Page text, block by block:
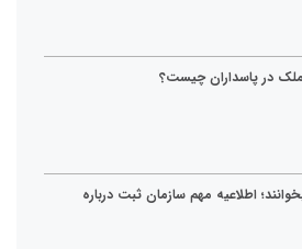
در پاسداران چیست؟
اطلاعیه مهم سازمان ثبت درباره